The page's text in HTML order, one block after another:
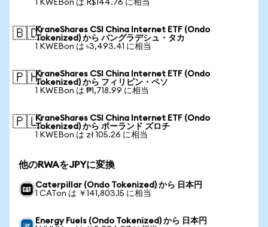
1 KWEBon は R$144.76 に相当
🇧🇩KraneShares CSI China Internet ETF (Ondo
Tokenized) から バングラデシュ・タカ
1 KWEBon は ৳3,493.41 に相当
🇵🇭KraneShares CSI China Internet ETF (Ondo
Tokenized) から フィリピン・ペソ
1 KWEBon は ₱1,718.99 に相当
🇵🇱KraneShares CSI China Internet ETF (Ondo
Tokenized) から ポーランド ズロチ
1 KWEBon は zł 105.26 に相当
他のRWAをJPYに変換
Caterpillar (Ondo Tokenized) から 日本円
1 CATon は ￥141,803.15 に相当
Energy Fuels (Ondo Tokenized) から 日本円